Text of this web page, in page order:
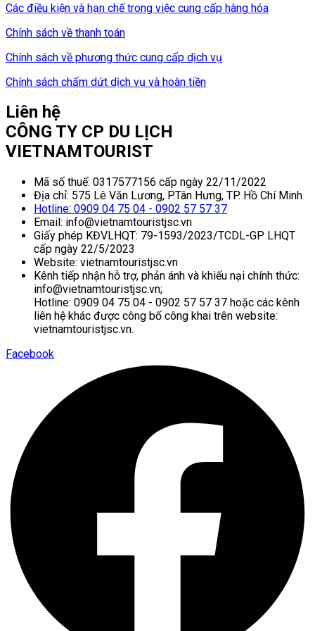
Các điều kiện và hạn chế trong việc cung cấp hàng hóa
Chính sách về thanh toán
Chính sách về phương thức cung cấp dịch vụ
Chính sách chấm dứt dịch vụ và hoàn tiền
Liên hệ
CÔNG TY CP DU LỊCH
VIETNAMTOURIST
Mã số thuế: 0317577156 cấp ngày 22/11/2022
Địa chỉ: 575 Lê Văn Lương, P.Tân Hưng, TP. Hồ Chí Minh
Hotline: 0909 04 75 04 - 0902 57 57 37
Email: info@vietnamtouristjsc.vn
Giấy phép KĐVLHQT: 79-1593/2023/TCDL-GP LHQT
cấp ngày 22/5/2023
Website: vietnamtouristjsc.vn
Kênh tiếp nhận hỗ trợ, phản ánh và khiếu nại chính thức:
info@vietnamtouristjsc.vn;
Hotline: 0909 04 75 04 - 0902 57 57 37 hoặc các kênh
liên hệ khác được công bố công khai trên website:
vietnamtouristjsc.vn.
Facebook